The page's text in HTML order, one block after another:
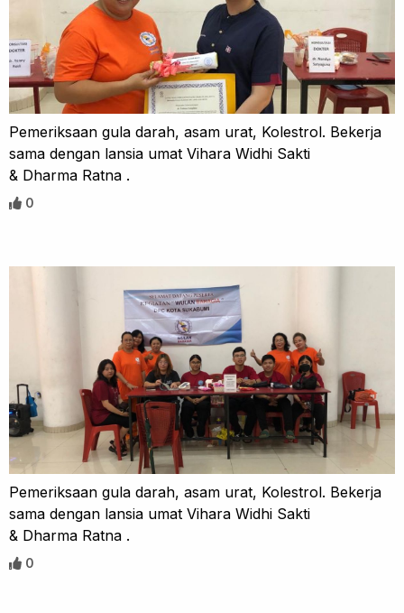
Pemeriksaan gula darah, asam urat, Kolestrol. Bekerja
sama dengan lansia umat Vihara Widhi Sakti
& Dharma Ratna .
0
Pemeriksaan gula darah, asam urat, Kolestrol. Bekerja
sama dengan lansia umat Vihara Widhi Sakti
& Dharma Ratna .
0